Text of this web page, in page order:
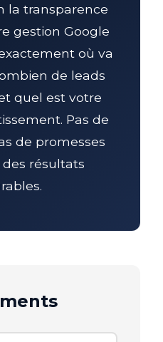
la transparence
gestion Google
où va
de leads
quel est votre
Pas de
de promesses
résultats